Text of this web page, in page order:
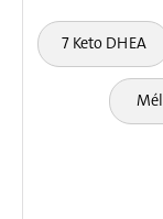
7 Keto DHEA